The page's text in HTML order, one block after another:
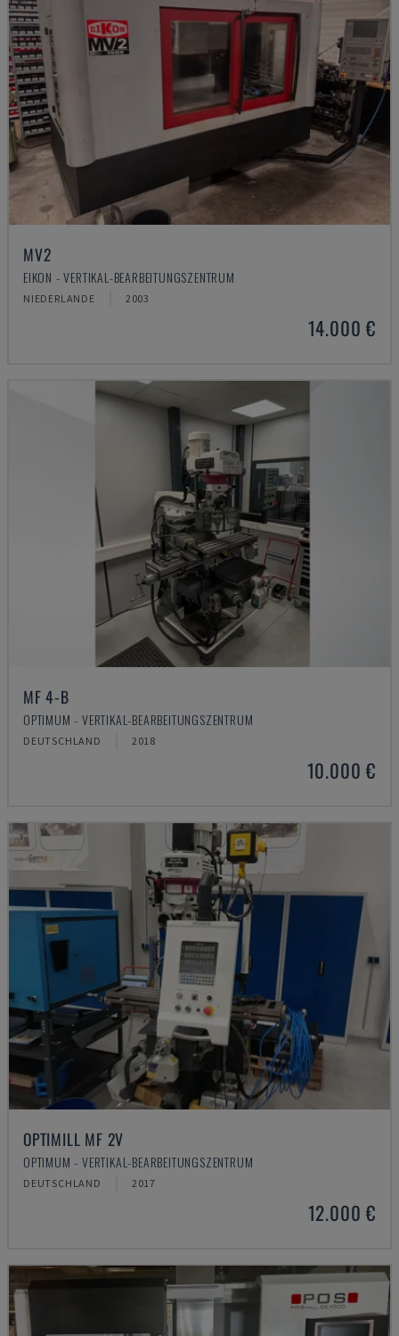
MV2
EIKON - VERTIKAL-BEARBEITUNGSZENTRUM
NIEDERLANDE 2003
14.000 €
MF 4-B
OPTIMUM - VERTIKAL-BEARBEITUNGSZENTRUM
DEUTSCHLAND 2018
10.000 €
OPTIMILL MF 2V
OPTIMUM - VERTIKAL-BEARBEITUNGSZENTRUM
DEUTSCHLAND 2017
12.000 €